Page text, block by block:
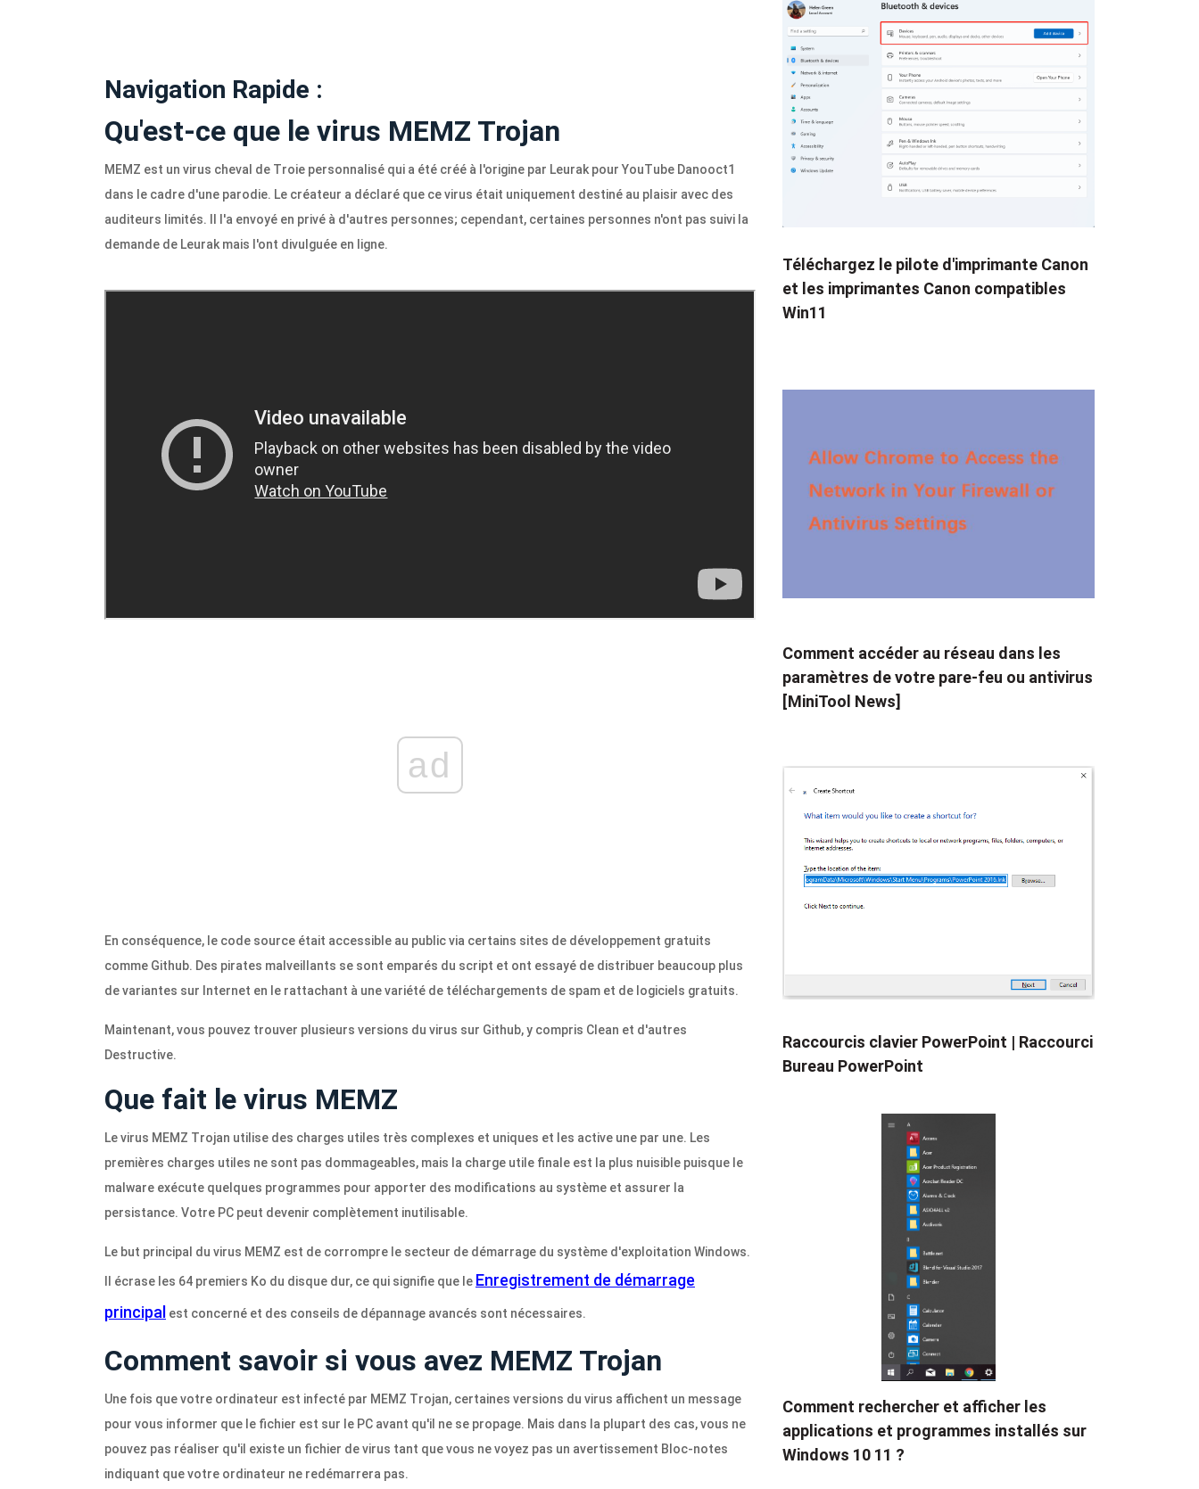
Navigation Rapide :
Qu'est-ce que le virus MEMZ Trojan
MEMZ est un virus cheval de Troie personnalisé qui a été créé à l'origine par Leurak pour YouTube Danooct1
dans le cadre d'une parodie. Le créateur a déclaré que ce virus était uniquement destiné au plaisir avec des
auditeurs limités. Il l'a envoyé en privé à d'autres personnes; cependant, certaines personnes n'ont pas suivi la
demande de Leurak mais l'ont divulguée en ligne.
ad
En conséquence, le code source était accessible au public via certains sites de développement gratuits
comme Github. Des pirates malveillants se sont emparés du script et ont essayé de distribuer beaucoup plus
de variantes sur Internet en le rattachant à une variété de téléchargements de spam et de logiciels gratuits.
Maintenant, vous pouvez trouver plusieurs versions du virus sur Github, y compris Clean et d'autres
Destructive.
Que fait le virus MEMZ
Le virus MEMZ Trojan utilise des charges utiles très complexes et uniques et les active une par une. Les
premières charges utiles ne sont pas dommageables, mais la charge utile finale est la plus nuisible puisque le
malware exécute quelques programmes pour apporter des modifications au système et assurer la
persistance. Votre PC peut devenir complètement inutilisable.
Le but principal du virus MEMZ est de corrompre le secteur de démarrage du système d'exploitation Windows.
Il écrase les 64 premiers Ko du disque dur, ce qui signifie que le Enregistrement de démarrage
principal est concerné et des conseils de dépannage avancés sont nécessaires.
Comment savoir si vous avez MEMZ Trojan
Une fois que votre ordinateur est infecté par MEMZ Trojan, certaines versions du virus affichent un message
pour vous informer que le fichier est sur le PC avant qu'il ne se propage. Mais dans la plupart des cas, vous ne
pouvez pas réaliser qu'il existe un fichier de virus tant que vous ne voyez pas un avertissement Bloc-notes
indiquant que votre ordinateur ne redémarrera pas.
Téléchargez le pilote d'imprimante Canon
et les imprimantes Canon compatibles
Win11
Comment accéder au réseau dans les
paramètres de votre pare-feu ou antivirus
[MiniTool News]
Raccourcis clavier PowerPoint | Raccourci
Bureau PowerPoint
Comment rechercher et afficher les
applications et programmes installés sur
Windows 10 11 ?